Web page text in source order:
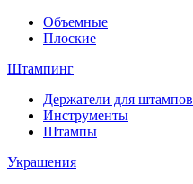
Объемные
Плоские
Штампинг
Держатели для штампов
Инструменты
Штампы
Украшения